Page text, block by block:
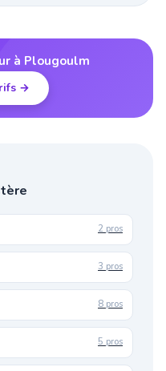
à Plougoulm
→
2 pros
3 pros
8 pros
5 pros